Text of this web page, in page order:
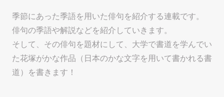
季節にあった季語を用いた俳句を紹介する連載です。
俳句の季語や解説などを紹介していきます。
そして、その俳句を題材にして、大学で書道を学んでい
た花塚がかな作品（日本のかな文字を用いて書かれる書
道）を書きます！